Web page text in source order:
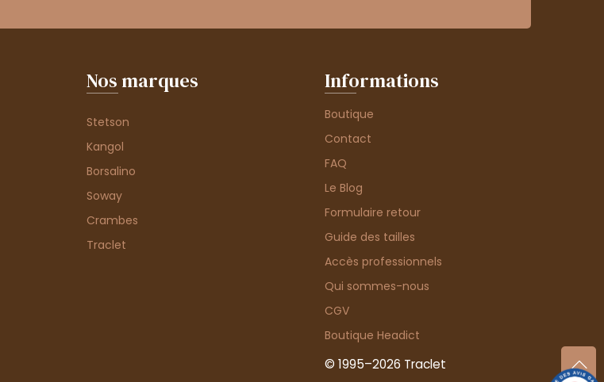
Nos marques
Stetson
Kangol
Borsalino
Soway
Crambes
Traclet
Informations
Boutique
Contact
FAQ
Le Blog
Formulaire retour
Guide des tailles
Accès professionnels
Qui sommes-nous
CGV
Boutique Headict
© 1995–2026 Traclet